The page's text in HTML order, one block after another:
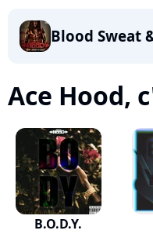
Blood Sweat
Ace Hood,
B.O.D.Y.